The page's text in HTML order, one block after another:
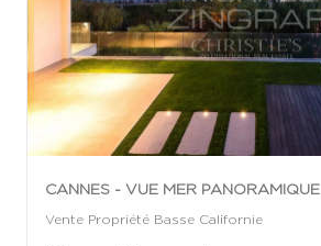
CANNES - VUE MER PANORAMIQUE
Vente Propriété Basse Californie